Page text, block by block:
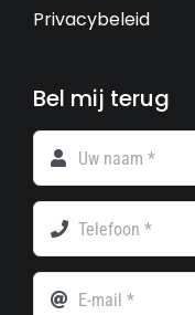
Privacybeleid
Bel mij terug